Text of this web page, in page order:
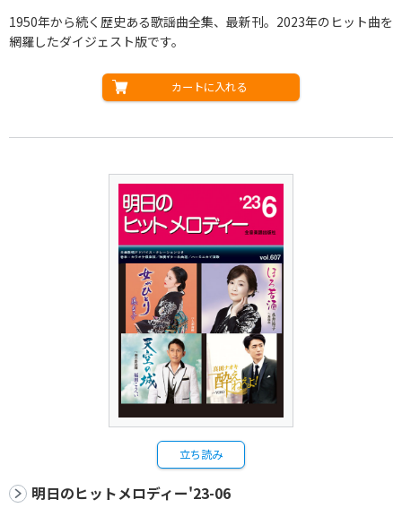
1950年から続く歴史ある歌謡曲全集、最新刊。2023年のヒット曲を
網羅したダイジェスト版です。
カートに入れる
立ち読み
明日のヒットメロディー'23-06